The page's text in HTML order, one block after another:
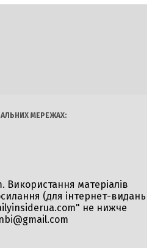
МЕРЕЖАХ:
Використання матеріалів
(для інтернет-видань
не нижче